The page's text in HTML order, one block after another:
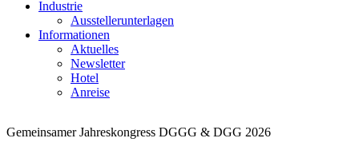
Industrie
Ausstellerunterlagen
Informationen
Aktuelles
Newsletter
Hotel
Anreise
Gemeinsamer Jahreskongress DGGG & DGG 2026